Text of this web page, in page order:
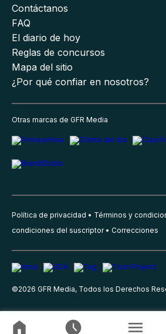
Contáctanos
FAQ
El diario de hoy
Reglas de concursos
Mapa del sitio
¿Por qué confiar en nosotros?
Otras marcas de GFR Media
Política de privacidad Términos y
condiciones del suscriptor
Correcciones
©2026 GFR Media, Todos los Derechos